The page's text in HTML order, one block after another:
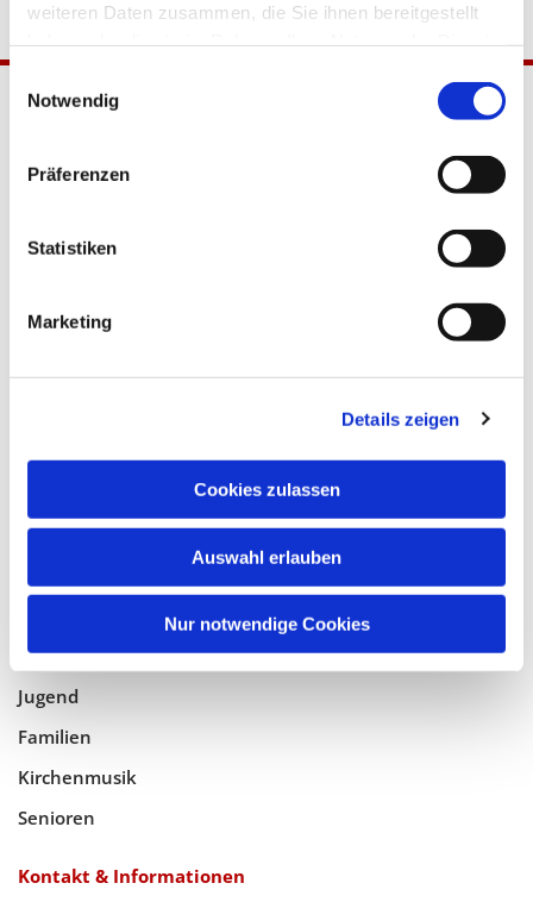
weiteren Daten zusammen, die Sie ihnen bereitgestellt
Notwendig
Präferenzen
Statistiken
Marketing
Details zeigen
Cookies zulassen
Auswahl erlauben
Nur notwendige Cookies
Pfarrei Hl. Johannes XXIII.
Tempelhof-Buckow
Bistumswallfahrt
Taufe, Kommunion & Trauung
Pfarreileben
Jugend
Familien
Kirchenmusik
Senioren
Kontakt & Informationen